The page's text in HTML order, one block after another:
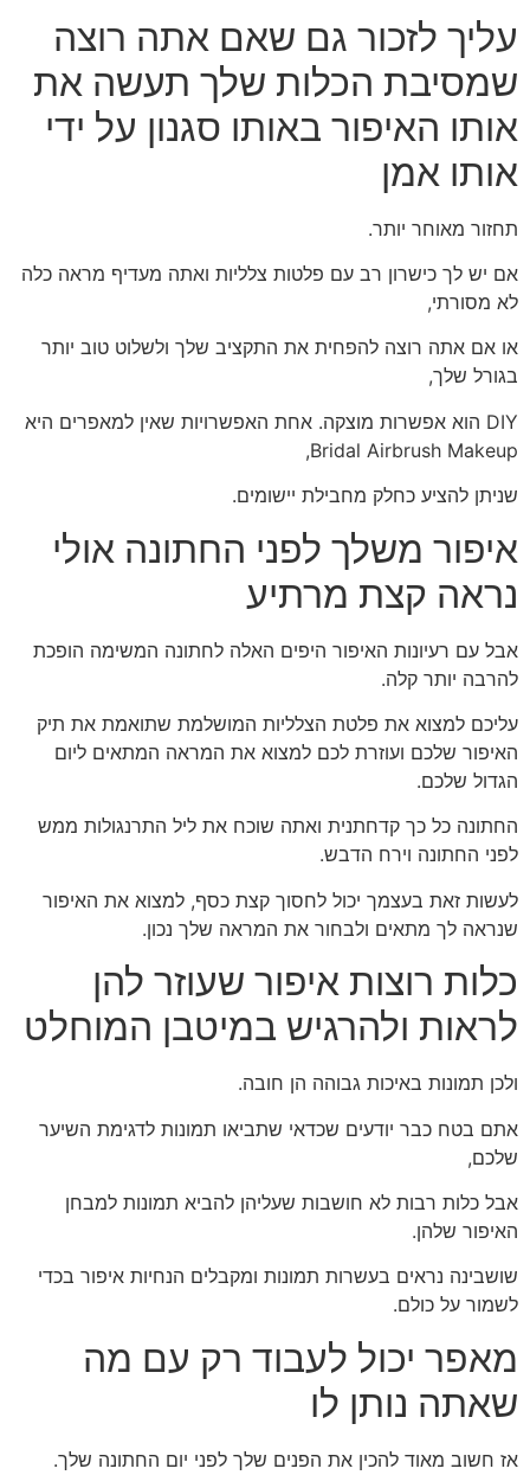
עליך לזכור גם שאם אתה רוצה
שמסיבת הכלות שלך תעשה את
אותו האיפור באותו סגנון על ידי
אותו אמן
תחזור מאוחר יותר.
אם יש לך כישרון רב עם פלטות צלליות ואתה מעדיף מראה כלה
לא מסורתי,
או אם אתה רוצה להפחית את התקציב שלך ולשלוט טוב יותר
בגורל שלך,
DIY הוא אפשרות מוצקה. אחת האפשרויות שאין למאפרים היא
Bridal Airbrush Makeup,
שניתן להציע כחלק מחבילת יישומים.
איפור משלך לפני החתונה אולי
נראה קצת מרתיע
אבל עם רעיונות האיפור היפים האלה לחתונה המשימה הופכת
להרבה יותר קלה.
עליכם למצוא את פלטת הצלליות המושלמת שתואמת את תיק
האיפור שלכם ועוזרת לכם למצוא את המראה המתאים ליום
הגדול שלכם.
החתונה כל כך קדחתנית ואתה שוכח את ליל התרנגולות ממש
לפני החתונה וירח הדבש.
לעשות זאת בעצמך יכול לחסוך קצת כסף, למצוא את האיפור
שנראה לך מתאים ולבחור את המראה שלך נכון.
כלות רוצות איפור שעוזר להן
לראות ולהרגיש במיטבן המוחלט
ולכן תמונות באיכות גבוהה הן חובה.
אתם בטח כבר יודעים שכדאי שתביאו תמונות לדגימת השיער
שלכם,
אבל כלות רבות לא חושבות שעליהן להביא תמונות למבחן
האיפור שלהן.
שושבינה נראים בעשרות תמונות ומקבלים הנחיות איפור בכדי
לשמור על כולם.
מאפר יכול לעבוד רק עם מה
שאתה נותן לו
אז חשוב מאוד להכין את הפנים שלך לפני יום החתונה שלך.